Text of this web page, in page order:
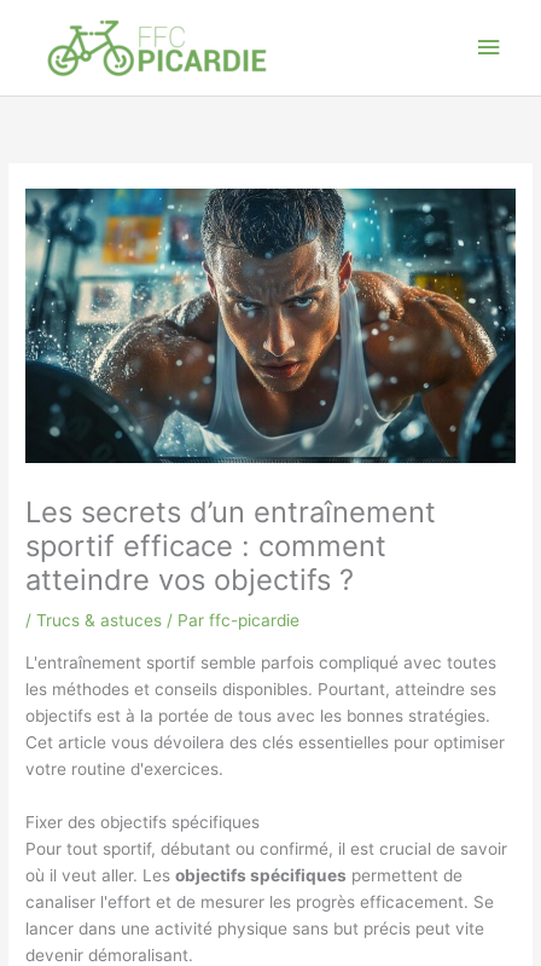
contenu
Les secrets d’un entraînement
sportif efficace : comment
atteindre vos objectifs ?
/Trucs & astuces / Parffc-picardie
L'entraînement sportif semble parfois compliqué avec toutes
les méthodes et conseils disponibles. Pourtant, atteindre ses
objectifs est à la portée de tous avec les bonnes stratégies.
Cet article vous dévoilera des clés essentielles pour optimiser
votre routine d'exercices.
Fixer des objectifs spécifiques
Pour tout sportif, débutant ou confirmé, il est crucial de savoir
où il veut aller. Lesobjectifs spécifiques permettent de
canaliser l'effort et de mesurer les progrès efficacement. Se
lancer dans une activité physique sans but précis peut vite
devenir démoralisant.